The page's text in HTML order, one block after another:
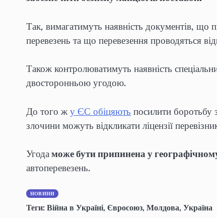
Так, вимагатимуть наявність документів, що
перевезень та що перевезення проводяться
Також контролюватимуть наявність
двосторонньою угодою.
До того ж у ЄС обіцяють посилити боротьбу
злочини можуть відкликати ліцензії
Угода може бути припинена у географічному
автоперевезень.
НОВИНИ
Теги: Війна в Україні, Євросоюз, Молдова, Україна